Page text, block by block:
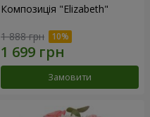
Композиція "Elizabeth"
1 888 грн
Замовити